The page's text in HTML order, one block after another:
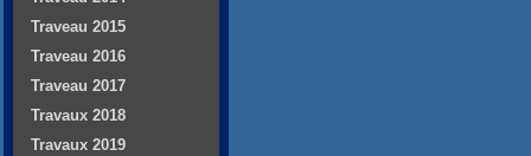
Traveau 2015
Traveau 2016
Traveau 2017
Travaux 2018
Travaux 2019